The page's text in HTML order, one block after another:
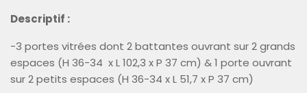
Descriptif :
-3 portes vitrées dont 2 battantes ouvrant sur 2 grands
espaces (H 36-34 x L 102,3 x P 37 cm) & 1 porte ouvrant
sur 2 petits espaces (H 36-34 x L 51,7 x P 37 cm)